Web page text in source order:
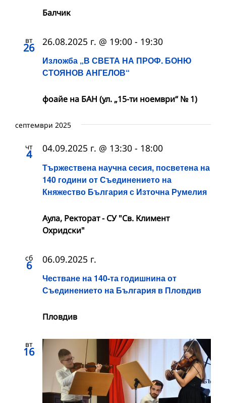
Балчик
вт
26
Изложба „В СВЕТА НА ПРОФ. БОНЮ
СТОЯНОВ АНГЕЛОВ“
26.08.2025 г. @ 19:00 - 19:30
фоайе на БАН (ул. „15-ти ноември“ № 1)
септември 2025
чт
4
Тържествена научна сесия, посветена на
140 години от Съединението на
Княжество България с Източна Румелия
04.09.2025 г. @ 13:30 - 18:00
Аула, Ректорат - СУ "Св. Климент
Охридски"
сб
6
Честване на 140-та годишнина от
Съединението на България в Пловдив
06.09.2025 г.
Пловдив
вт
16